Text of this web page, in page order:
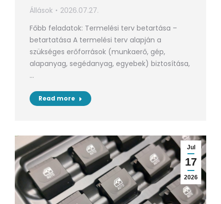
Állások
2026.07.27.
Főbb feladatok: Termelési terv betartása –
betartatása A termelési terv alapján a
szükséges erőforrások (munkaerő, gép,
alapanyag, segédanyag, egyebek) biztosítása,
…
Read more
Jul
17
2026